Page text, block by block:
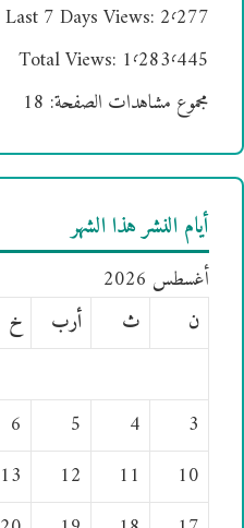
Last 7 Days Views: 2٬277
Total Views: 1٬283٬445
مجموع مشاهدات الصفحة: 18
أيام النشر هذا الشهر
أغسطس 2026
ن
ث أرب خ
3
4
5
6
10
11
12
13